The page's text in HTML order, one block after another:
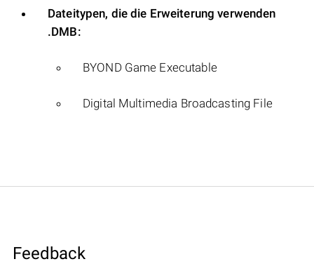
Dateitypen, die die Erweiterung verwenden
.DMB:
BYOND Game Executable
Digital Multimedia Broadcasting File
Feedback